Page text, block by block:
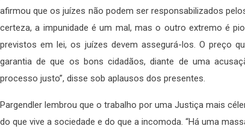
afirmou que os juízes não podem ser responsabilizados
certeza, a impunidade é um mal, mas o outro extremo é
previstos em lei, os juízes devem assegurá-los. O preço
garantia de que os bons cidadãos, diante de uma
processo justo”, disse sob aplausos dos presentes.
Pargendler lembrou que o trabalho por uma Justiça mais
do que vive a sociedade e do que a incomoda. “Há uma